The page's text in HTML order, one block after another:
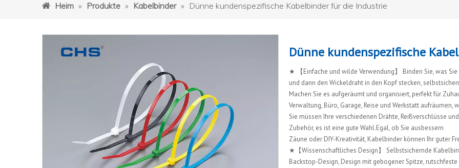
Heim » Produkte » Kabelbinder » Dünne kundenspezifische Kabelbinder für die Industrie
Dünne kundenspezifische
★ 【Einfache und wilde Verwendung】 Binden Sie, was
und dann den Wickeldraht in den Kopf stecken,
Machen Sie es aufgeräumt und organisiert, perfekt für
Verwaltung, Büro, Garage, Reise und Werkstatt aufräumen,
Sie müssen Ihre verschiedenen Drähte, Reißverschlüsse
Zubehör, es ist eine gute Wahl.Egal, ob Sie ausbessern
Zäune oder DIY-Kreativität, Kabelbinder können Ihr guter
★【Wissenschaftliches Design】 Selbstsichernde
Backstop-Design, Design mit gebogener Spitze, rutschfeste